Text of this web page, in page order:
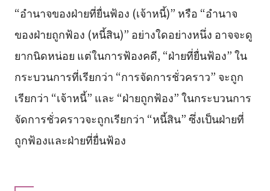
“อำนาจของฝ่ายที่ยื่นฟ้อง (เจ้าหนี้)” หรือ “อำนาจ
ของฝ่ายถูกฟ้อง (หนี้สิน)” อย่างใดอย่างหนึ่ง อาจจะดู
ยากนิดหน่อย แต่ในการฟ้องคดี, “ฝ่ายที่ยื่นฟ้อง” ใน
กระบวนการที่เรียกว่า “การจัดการชั่วคราว” จะถูก
เรียกว่า “เจ้าหนี้” และ “ฝ่ายถูกฟ้อง” ในกระบวนการ
จัดการชั่วคราวจะถูกเรียกว่า “หนี้สิน” ซึ่งเป็นฝ่ายที่
ถูกฟ้องและฝ่ายที่ยื่นฟ้อง